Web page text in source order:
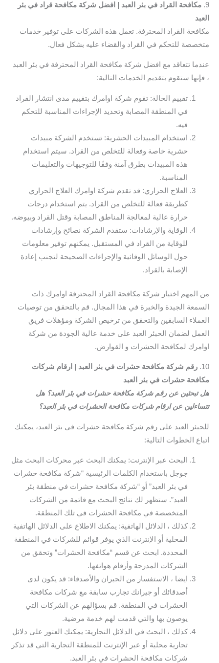
9. مكافحة القراد في بئر العبد | افضل شركة مكافحة قراد في بئر
العبد
مكافحة القراد المحترفة. تعمل هذه الشركات على توفير خدمات
متخصصة للتحكم في القراد والقضاء عليه بشكل فعال.
عندما تتعاقد مع افضل شركة مكافحة القراد المحترفة في بئر العبد
، فإنها ستقوم بتقديم الخدمات التالية:
تقييم الحالة: تقوم شركة اوامرك بتقييم مدى انتشار القراد
في المنطقة المصابة وتحديد الإجراءات المناسبة للتحكم
فيه.
استخدام المبيدات الحشرية: تستخدم الشركة مبيدات
حشرية خاصة وفعالة للتخلص من القراد. سيتم استخدام
هذه المبيدات بطرق آمنة وفقًا للتوجيهات والتعليمات
المناسبة.
العلاج الحراري: قد تقدم شركة اوامرك العلاج الحراري
كطريقة فعالة للتخلص من القراد. يتم استخدام درجات
حرارة عالية لمعالجة المناطق المصابة وقتل القراد وبيوضه.
الوقاية والإرشادات: ستقدم الشركة نصائح وإرشادات
للوقاية من القراد في المستقبل. يمكنهم توفير معلومات
حول الوسائل الوقائية والإجراءات الصحيحة لتجنب إعادة
الإصابة بالقراد.
من المهم اختيار شركة مكافحة القراد المحترفة اوامرك ذات
السمعة الجيدة والخبرة في هذا المجال. قم بالتحقق من توصيات
العملاء السابقين والتحقق من ترخيص الشركة ومؤهلات فريق
العمل لضمان الحبئر العبد على خدمة عالية الجودة من شركة
اوامرك لمكافحة الحشرات و القوارض.
10. رقم شركة مكافحة حشرات في بئر العبد | ارقام شركات
مكافحة حشرات في بئر العبد
هل تبحثين عن رقم شركة مكافحة حشرات في بئر العبد؟ هل
تتساءلين عن ارقام شركات مكافحة الحشرات في بئر العبد؟
للحبئر العبد على رقم شركة مكافحة حشرات في بئر العبد، يمكنك
اتباع الخطوات التالية:
البحث عبر الإنترنت: يمكنك البحث عبر محركات البحث مثل
جوجل باستخدام الكلمات الرئيسية “شركة مكافحة حشرات
في بئر العبد” أو “شركة مكافحة حشرات في منطقة بئر
العبد”. ستظهر لك نتائج البحث مع قائمة من الشركات
المتخصصة في مكافحة الحشرات في تلك المنطقة.
كذلك ، الدلائل الهاتفية: يمكنك الاطلاع على الدلائل الهاتفية
المحلية أو الإنترنت الذي يوفر قوائم للشركات في المنطقة
المحددة. ابحث عن قسم “مكافحة الحشرات” وتحقق من
الشركات المدرجة وأرقام هواتفها.
ايضا ، الاستفسار من الجيران والأصدقاء: قد يكون لدى
أصدقائك أو جيرانك تجارب سابقة مع شركات مكافحة
الحشرات في المنطقة. قم بسؤالهم عن الشركات التي
يوصون بها والتي قدمت لهم خدمة مرضية.
كذلك ، البحث في الدلائل التجارية: يمكنك العثور على دلائل
تجارية محلية أو عبر الإنترنت للمنطقة التجارية التي قد تذكر
شركات مكافحة الحشرات في بئر العبد.